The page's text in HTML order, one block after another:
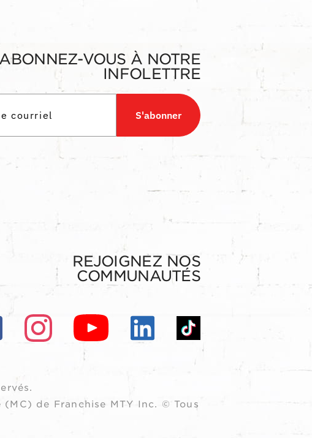
ABONNEZ-VOUS À NOTRE
INFOLETTRE
S'abonner
REJOIGNEZ NOS
COMMUNAUTÉS
de Franchise MTY Inc. © Tous